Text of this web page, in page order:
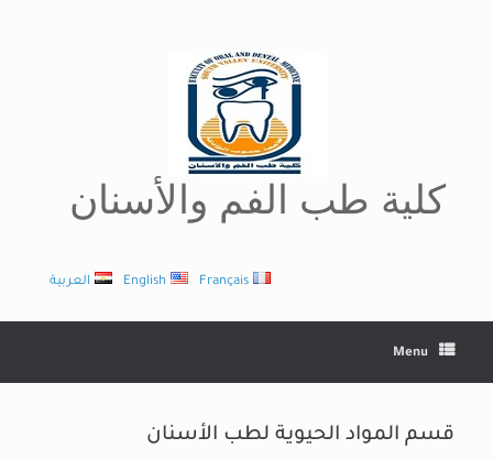
كلية طب الفم والأسنان
العربية English Français
Menu
قسم المواد الحيوية لطب الأسنان